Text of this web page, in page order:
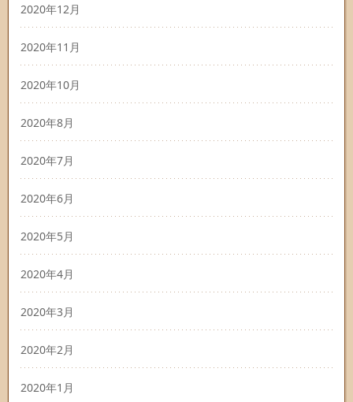
2020年12月
2020年11月
2020年10月
2020年8月
2020年7月
2020年6月
2020年5月
2020年4月
2020年3月
2020年2月
2020年1月